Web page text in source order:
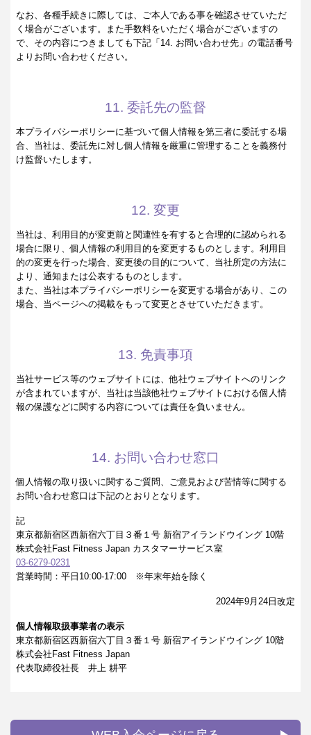
なお、各種手続きに際しては、ご本人である事を確認させていただ
く場合がございます。また手数料をいただく場合がございますの
で、その内容につきましても下記「14. お問い合わせ先」の電話番号
よりお問い合わせください。
11. 委託先の監督
本プライバシーポリシーに基づいて個人情報を第三者に委託する場
合、当社は、委託先に対し個人情報を厳重に管理することを義務付
け監督いたします。
12. 変更
当社は、利用目的が変更前と関連性を有すると合理的に認められる
場合に限り、個人情報の利用目的を変更するものとします。利用目
的の変更を行った場合、変更後の目的について、当社所定の方法に
より、通知または公表するものとします。
また、当社は本プライバシーポリシーを変更する場合があり、この
場合、当ページへの掲載をもって変更とさせていただきます。
13. 免責事項
当社サービス等のウェブサイトには、他社ウェブサイトへのリンク
が含まれていますが、当社は当該他社ウェブサイトにおける個人情
報の保護などに関する内容については責任を負いません。
14. お問い合わせ窓口
個人情報の取り扱いに関するご質問、ご意見および苦情等に関する
お問い合わせ窓口は下記のとおりとなります。
記
東京都新宿区西新宿六丁目３番１号 新宿アイランドウイング 10階
株式会社Fast Fitness Japan カスタマーサービス室
03-6279-0231
営業時間：平日10:00-17:00 ※年末年始を除く
2024年9月24日改定
個人情報取扱事業者の表示
東京都新宿区西新宿六丁目３番１号 新宿アイランドウイング 10階
株式会社Fast Fitness Japan
代表取締役社長 井上 耕平